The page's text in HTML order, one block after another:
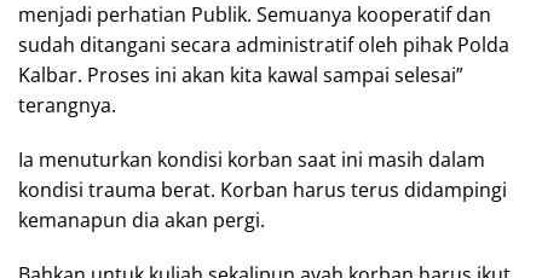
menjadi perhatian Publik. Semuanya kooperatif dan
sudah ditangani secara administratif oleh pihak Polda
Kalbar. Proses ini akan kita kawal sampai selesai”
terangnya.
Ia menuturkan kondisi korban saat ini masih dalam
kondisi trauma berat. Korban harus terus didampingi
kemanapun dia akan pergi.